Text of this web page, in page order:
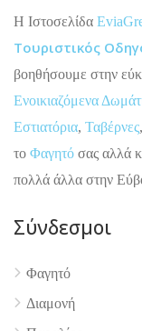
4.9
H Ιστοσελίδα
Τουριστικός
βοηθήσουμε στην
Ενοικιαζόμενα
Εστιατόρια, Ταβέρνες,
το Φαγητό σας αλλά
πολλά άλλα στην
Σύνδεσμοι
Φαγητό
Διαμονή